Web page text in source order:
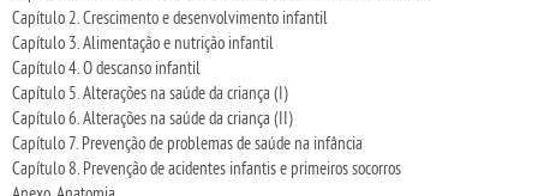
Capítulo 2. Crescimento e desenvolvimento infantil
Capítulo 3. Alimentação e nutrição infantil
Capítulo 4. O descanso infantil
Capítulo 5. Alterações na saúde da criança (I)
Capítulo 6. Alterações na saúde da criança (II)
Capítulo 7. Prevenção de problemas de saúde na infância
Capítulo 8. Prevenção de acidentes infantis e primeiros socorros